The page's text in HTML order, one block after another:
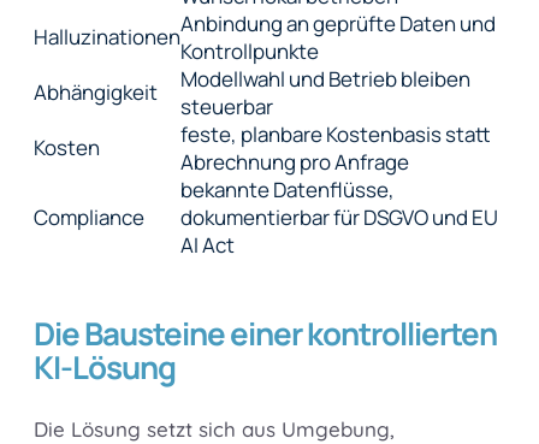
HalluzinationenAnbindung an geprüfte Daten und
Kontrollpunkte
Abhängigkeit
Modellwahl und Betrieb bleiben
steuerbar
Kosten
feste, planbare Kostenbasis statt
Abrechnung pro Anfrage
Compliance
bekannte Datenflüsse,
dokumentierbar für DSGVO und EU
AI Act
Die Bausteine einer kontrollierten
KI-Lösung
Die Lösung setzt sich aus Umgebung,